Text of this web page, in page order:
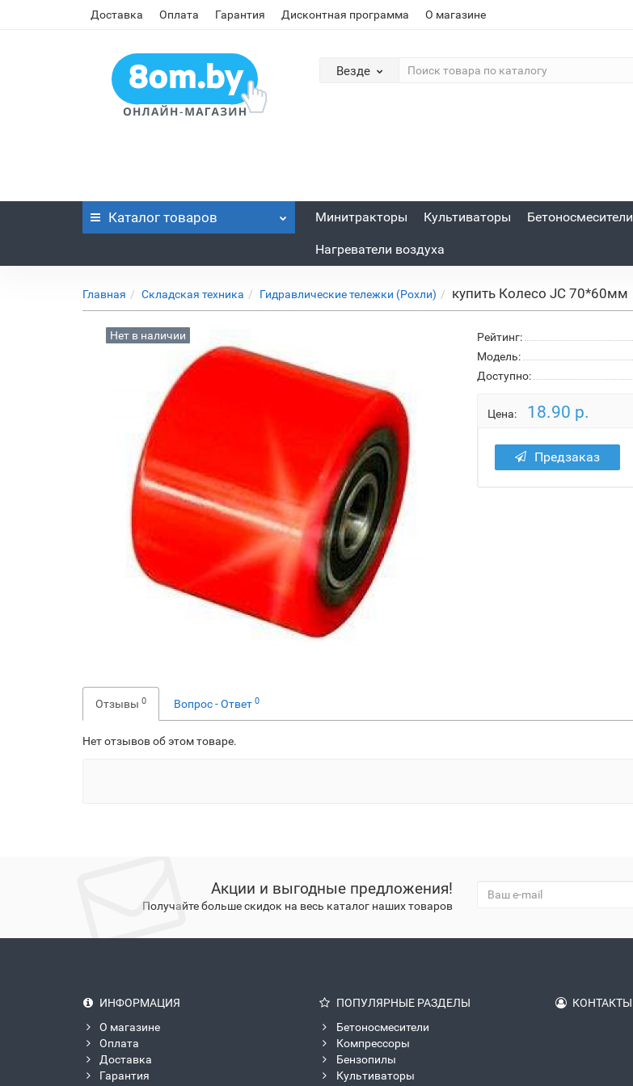
Доставка Оплата Гарантия Дисконтная программа О магазине
Везде
Каталог товаров Минитракторы Культиваторы Бетоносмесители
Нагреватели воздуха
Главная Складская техника Гидравлические тележки (Рохли) купить Колесо JC 70*60мм
Нет в наличии Рейтинг:
Модель:
Доступно:
Цена: 18.90 р.
Предзаказ
Отзывы 0 Вопрос - Ответ 0
Нет отзывов об этом товаре.
Акции и выгодные предложения!
Получайте больше скидок на весь каталог наших товаров
ИНФОРМАЦИЯ
О магазине
Оплата
Доставка
Гарантия
ПОПУЛЯРНЫЕ РАЗДЕЛЫ
Бетоносмесители
Компрессоры
Бензопилы
Культиваторы
КОНТАКТЫ